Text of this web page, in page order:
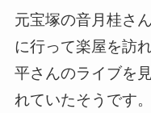
元宝塚の音月桂さ
に行って楽屋を訪
平さんのライブを
れていたそうです。